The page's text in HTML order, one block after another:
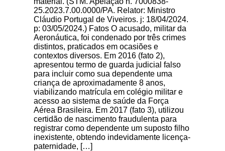
25.2023.7.00.0000/PA. Relator: Ministro
Cláudio Portugal de Viveiros. j: 18/04/2024.
p: 03/05/2024.) Fatos O acusado, militar da
Aeronáutica, foi condenado por três crimes
distintos, praticados em ocasiões e
contextos diversos. Em 2016 (fato 2),
apresentou termo de guarda judicial falso
para incluir como sua dependente uma
criança de aproximadamente 8 anos,
viabilizando matrícula em colégio militar e
acesso ao sistema de saúde da Força
Aérea Brasileira. Em 2017 (fato 3), utilizou
certidão de nascimento fraudulenta para
registrar como dependente um suposto filho
inexistente, obtendo indevidamente licença-
paternidade, […]